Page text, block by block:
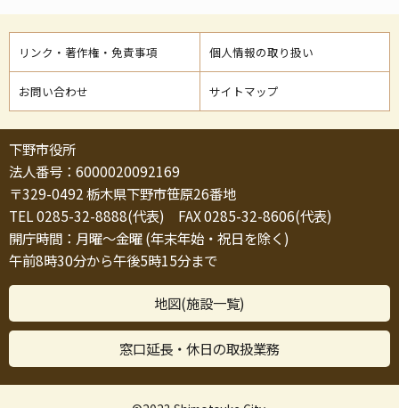
リンク・著作権・免責事項 個人情報の取り扱い
お問い合わせ サイトマップ
下野市役所
法人番号：6000020092169
〒329-0492 栃木県下野市笹原26番地
TEL 0285-32-8888(代表) FAX 0285-32-8606(代表)
開庁時間：月曜～金曜 (年末年始・祝日を除く)
午前8時30分から午後5時15分まで
地図(施設一覧)
窓口延長・休日の取扱業務